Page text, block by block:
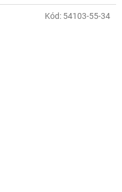
Kód: 54103-55-34